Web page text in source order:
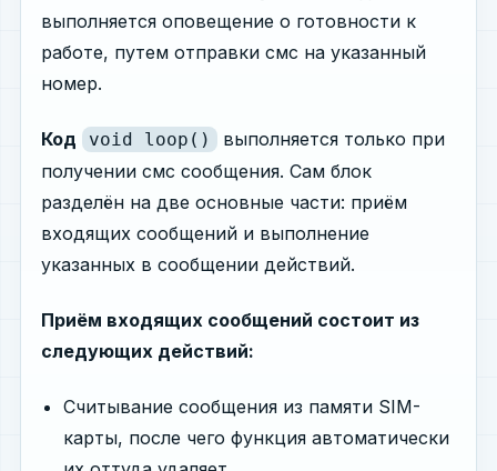
выполняется оповещение о готовности к
работе, путем отправки смс на указанный
номер.
Код void loop()
выполняется только при
получении смс сообщения. Сам блок
разделён на две основные части: приём
входящих сообщений и выполнение
указанных в сообщении действий.
Приём входящих сообщений состоит из
следующих действий:
Считывание сообщения из памяти SIM-
карты, после чего функция автоматически